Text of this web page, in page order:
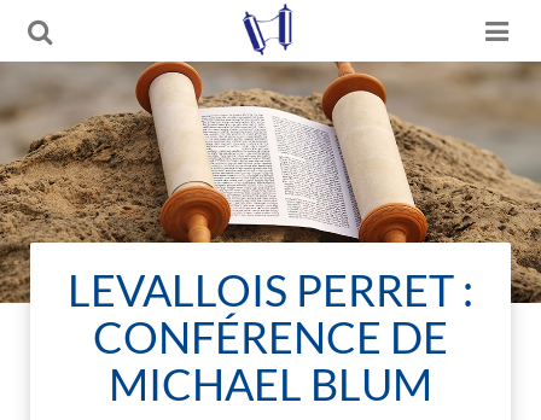
LEVALLOIS PERRET :
CONFÉRENCE DE
MICHAEL BLUM